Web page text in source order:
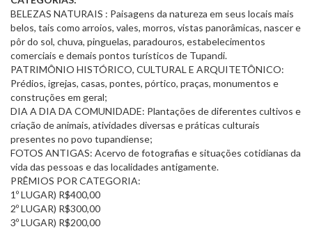
BELEZAS NATURAIS : Paisagens da natureza em seus locais mais
belos, tais como arroios, vales, morros, vistas panorâmicas, nascer e
pôr do sol, chuva, pinguelas, paradouros, estabelecimentos
comerciais e demais pontos turísticos de Tupandi.
PATRIMÔNIO HISTÓRICO, CULTURAL E ARQUITETÔNICO:
Prédios, igrejas, casas, pontes, pórtico, praças, monumentos e
construções em geral;
DIA A DIA DA COMUNIDADE: Plantações de diferentes cultivos e
criação de animais, atividades diversas e práticas culturais
presentes no povo tupandiense;
FOTOS ANTIGAS: Acervo de fotografias e situações cotidianas da
vida das pessoas e das localidades antigamente.
PRÊMIOS POR CATEGORIA:
1º LUGAR) R$400,00
2º LUGAR) R$300,00
3º LUGAR) R$200,00